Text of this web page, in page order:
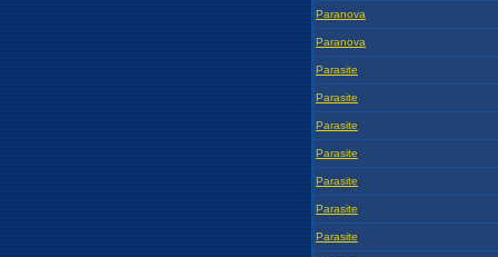
Paranova
Paranova
Parasite
Parasite
Parasite
Parasite
Parasite
Parasite
Parasite